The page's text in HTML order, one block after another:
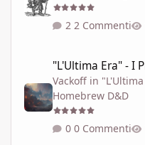
2 Commenti
"L'Ultima Era" - I
Vackoff in
Homebrew D&D
0 Commenti